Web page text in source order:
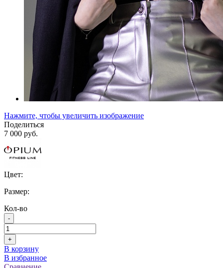
Нажмите, чтобы увеличить изображение
Поделиться
7 000 руб.
Цвет:
Размер:
Кол-во
-
+
В корзину
В избранное